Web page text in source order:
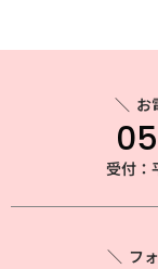
＼ お
受付：
＼ フ